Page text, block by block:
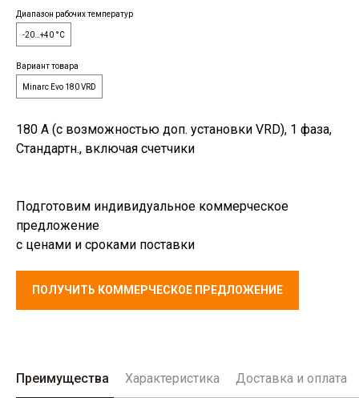
Диапазон рабочих температур
-20…+40 °C
Вариант товара
Minarc Evo 180 VRD
180 А (с возможностью доп. установки VRD), 1 фаза,
Стандартн., включая счетчики
Подготовим индивидуальное коммерческое
предложение
с ценами и сроками поставки
ПОЛУЧИТЬ КОММЕРЧЕСКОЕ ПРЕДЛОЖЕНИЕ
Преимущества Характеристика Доставка и оплата